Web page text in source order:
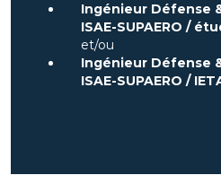
Ingénieur Défense
ISAE-SUPAERO /
et/ou
Ingénieur Défense
ISAE-SUPAERO /